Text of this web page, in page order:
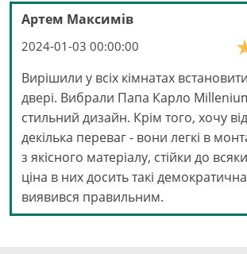
Артем Максимів
2024-01-03 00:00:00
Вирішили у всіх кімнатах
двері. Вибрали Папа Карло
стильний дизайн. Крім того, хочу
декілька переваг - вони легкі в
з якісного матеріалу, стійки до
ціна в них досить такі
виявився правильним.